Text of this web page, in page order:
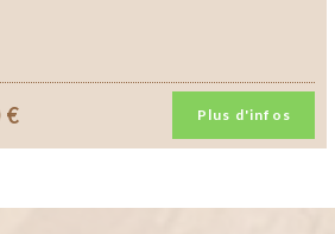
€ Plus d'infos